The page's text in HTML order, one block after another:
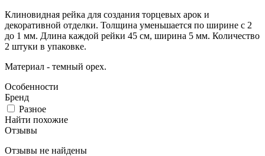
Клиновидная рейка для создания торцевых арок и
декоративной отделки. Толщина уменьшается по ширине с 2
до 1 мм. Длина каждой рейки 45 см, ширина 5 мм. Количество
2 штуки в упаковке.
Материал - темный орех.
Особенности
Бренд
Разное
Найти похожие
Отзывы
Отзывы не найдены